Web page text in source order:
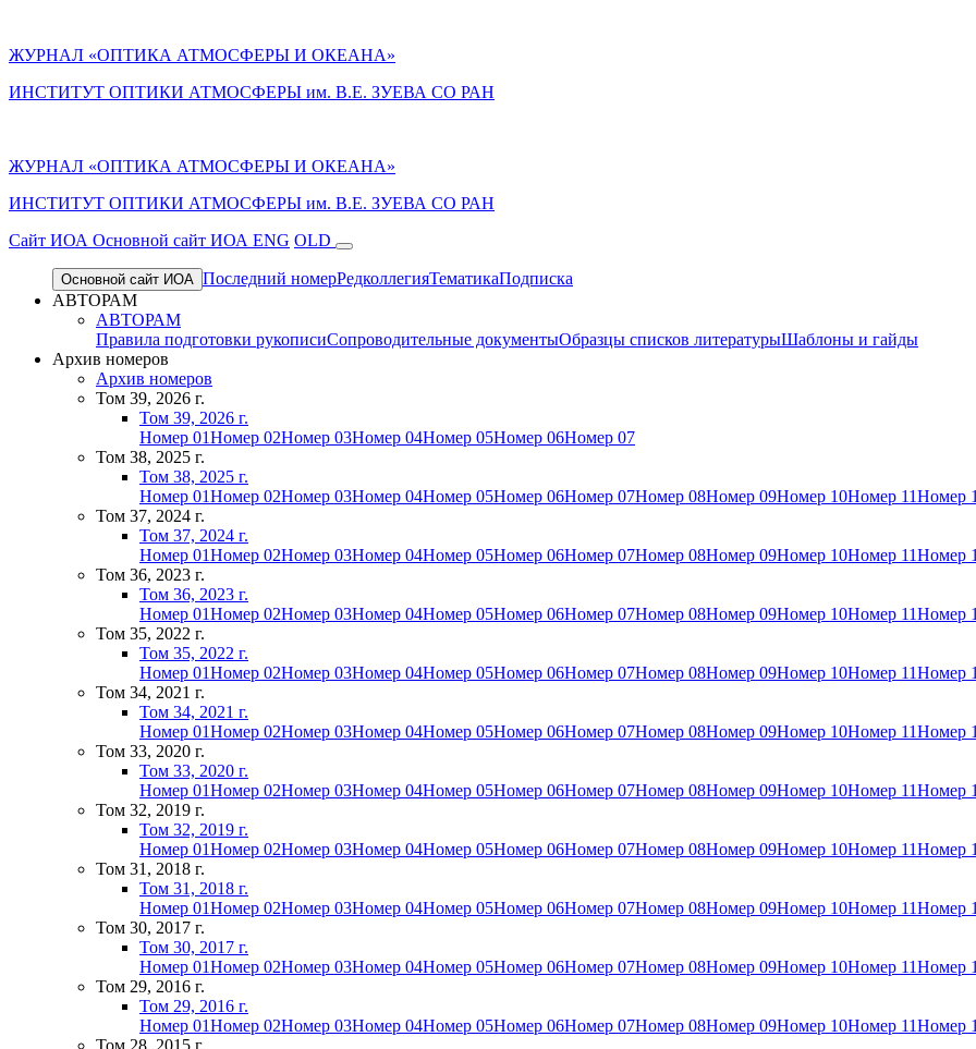
ЖУРНАЛ «ОПТИКА АТМОСФЕРЫ И ОКЕАНА»
ИНСТИТУТ ОПТИКИ АТМОСФЕРЫ им. В.Е. ЗУЕВА СО РАН
ЖУРНАЛ «ОПТИКА АТМОСФЕРЫ И ОКЕАНА»
ИНСТИТУТ ОПТИКИ АТМОСФЕРЫ им. В.Е. ЗУЕВА СО РАН
Cайт ИОА Основной сайт ИОА ENG OLD
Основной сайт ИОА Последний номерРедколлегияТематикаПодписка
АВТОРАМ
АВТОРАМ
Правила подготовки рукописиСопроводительные документыОбразцы списков литературыШаблоны и гайды
Архив номеров
Архив номеров
Том 39, 2026 г.
Том 39, 2026 г.
Номер 01Номер 02Номер 03Номер 04Номер 05Номер 06Номер 07
Том 38, 2025 г.
Том 38, 2025 г.
Номер 01Номер 02Номер 03Номер 04Номер 05Номер 06Номер 07Номер 08Номер 09Номер 10Номер 11Номер
Том 37, 2024 г.
Том 37, 2024 г.
Номер 01Номер 02Номер 03Номер 04Номер 05Номер 06Номер 07Номер 08Номер 09Номер 10Номер 11Номер
Том 36, 2023 г.
Том 36, 2023 г.
Номер 01Номер 02Номер 03Номер 04Номер 05Номер 06Номер 07Номер 08Номер 09Номер 10Номер 11Номер
Том 35, 2022 г.
Том 35, 2022 г.
Номер 01Номер 02Номер 03Номер 04Номер 05Номер 06Номер 07Номер 08Номер 09Номер 10Номер 11Номер
Том 34, 2021 г.
Том 34, 2021 г.
Номер 01Номер 02Номер 03Номер 04Номер 05Номер 06Номер 07Номер 08Номер 09Номер 10Номер 11Номер
Том 33, 2020 г.
Том 33, 2020 г.
Номер 01Номер 02Номер 03Номер 04Номер 05Номер 06Номер 07Номер 08Номер 09Номер 10Номер 11Номер
Том 32, 2019 г.
Том 32, 2019 г.
Номер 01Номер 02Номер 03Номер 04Номер 05Номер 06Номер 07Номер 08Номер 09Номер 10Номер 11Номер
Том 31, 2018 г.
Том 31, 2018 г.
Номер 01Номер 02Номер 03Номер 04Номер 05Номер 06Номер 07Номер 08Номер 09Номер 10Номер 11Номер
Том 30, 2017 г.
Том 30, 2017 г.
Номер 01Номер 02Номер 03Номер 04Номер 05Номер 06Номер 07Номер 08Номер 09Номер 10Номер 11Номер
Том 29, 2016 г.
Том 29, 2016 г.
Номер 01Номер 02Номер 03Номер 04Номер 05Номер 06Номер 07Номер 08Номер 09Номер 10Номер 11Номер
Том 28, 2015 г.